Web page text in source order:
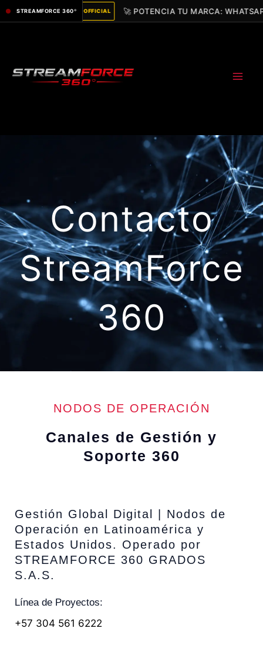
STREAMFORCE 360º OFFICIAL 🚀 POTENCIA TU MARCA:
al
Contacto
StreamForce
360
NODOS DE OPERACIÓN
Canales de Gestión y
Soporte 360
Gestión Global Digital | Nodos de
Operación en Latinoamérica y
Estados Unidos. Operado por
STREAMFORCE 360 GRADOS
S.A.S.
Línea de Proyectos:
+57 304 561 6222